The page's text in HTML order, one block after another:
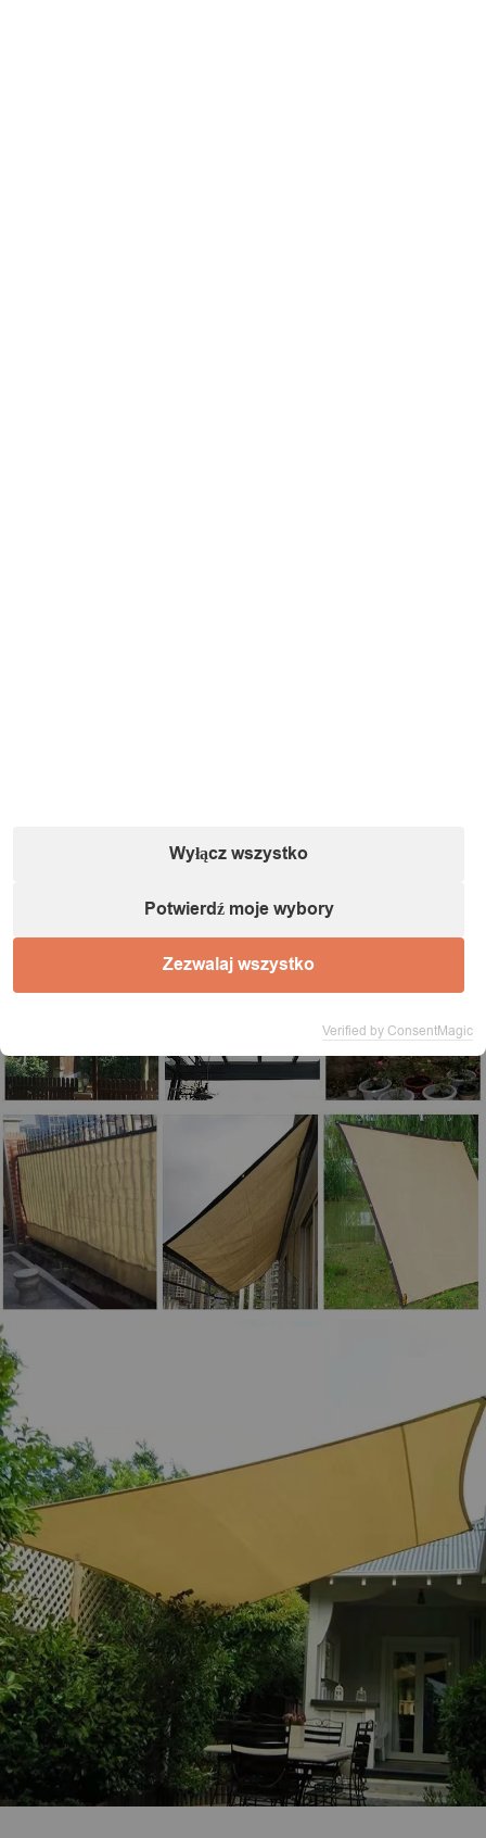
Wyłącz wszystko
Potwierdź moje wybory
Zezwalaj wszystko
Verified by ConsentMagic